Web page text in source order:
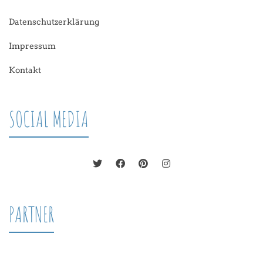
Datenschutzerklärung
Impressum
Kontakt
SOCIAL MEDIA
PARTNER